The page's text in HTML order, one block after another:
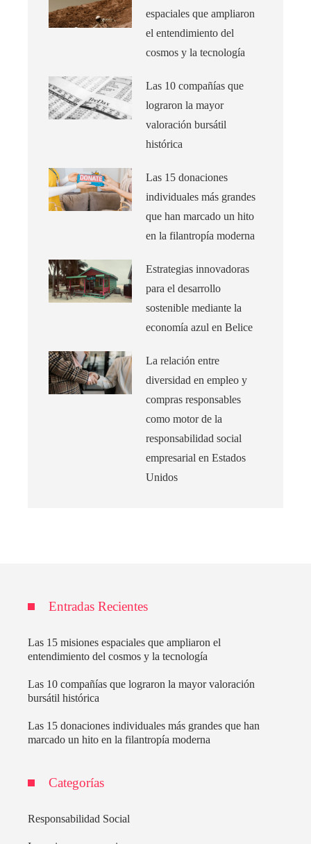
espaciales que ampliaron
el entendimiento del
cosmos y la tecnología
Las 10 compañías que
lograron la mayor
valoración bursátil
histórica
Las 15 donaciones
individuales más grandes
que han marcado un hito
en la filantropía moderna
Estrategias innovadoras
para el desarrollo
sostenible mediante la
economía azul en Belice
La relación entre
diversidad en empleo y
compras responsables
como motor de la
responsabilidad social
empresarial en Estados
Unidos
Entradas Recientes
Las 15 misiones espaciales que ampliaron el
entendimiento del cosmos y la tecnología
Las 10 compañías que lograron la mayor valoración
bursátil histórica
Las 15 donaciones individuales más grandes que han
marcado un hito en la filantropía moderna
Categorías
Responsabilidad Social